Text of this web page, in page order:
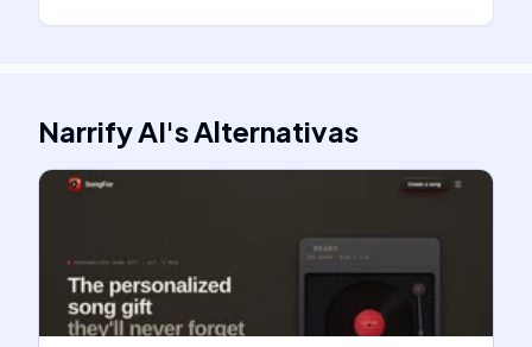
Narrify AI'sAlternativas